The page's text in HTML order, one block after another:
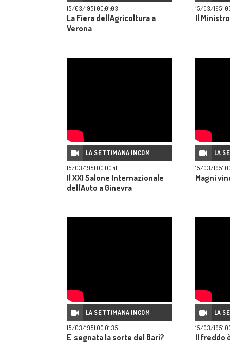
15/03/1951 00:01:03
La Fiera dell'Agricoltura a
Verona
15/03/1951
Il
LA SETTIMANA INCOM
15/03/1951 00:00:41
Il XXI Salone Internazionale
dell'Auto a Ginevra
LA
15/03/1951
Magni
LA SETTIMANA INCOM
15/03/1951 00:01:35
E' segnata la sorte del Bari?
LA
15/03/1951
Il freddo